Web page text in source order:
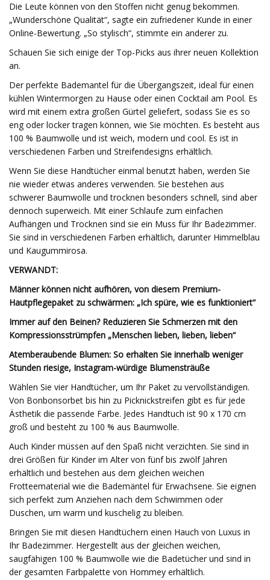
Die Leute können von den Stoffen nicht genug bekommen.
„Wunderschöne Qualität“, sagte ein zufriedener Kunde in einer
Online-Bewertung. „So stylisch“, stimmte ein anderer zu.
Schauen Sie sich einige der Top-Picks aus ihrer neuen Kollektion
an.
Der perfekte Bademantel für die Übergangszeit, ideal für einen
kühlen Wintermorgen zu Hause oder einen Cocktail am Pool. Es
wird mit einem extra großen Gürtel geliefert, sodass Sie es so
eng oder locker tragen können, wie Sie möchten. Es besteht aus
100 % Baumwolle und ist weich, modern und cool. Es ist in
verschiedenen Farben und Streifendesigns erhältlich.
Wenn Sie diese Handtücher einmal benutzt haben, werden Sie
nie wieder etwas anderes verwenden. Sie bestehen aus
schwerer Baumwolle und trocknen besonders schnell, sind aber
dennoch superweich. Mit einer Schlaufe zum einfachen
Aufhängen und Trocknen sind sie ein Muss für Ihr Badezimmer.
Sie sind in verschiedenen Farben erhältlich, darunter Himmelblau
und Kaugummirosa.
VERWANDT:
Männer können nicht aufhören, von diesem Premium-
Hautpflegepaket zu schwärmen: „Ich spüre, wie es funktioniert“
Immer auf den Beinen? Reduzieren Sie Schmerzen mit den
Kompressionsstrümpfen „Menschen lieben, lieben, lieben“
Atemberaubende Blumen: So erhalten Sie innerhalb weniger
Stunden riesige, Instagram-würdige Blumensträuße
Wählen Sie vier Handtücher, um Ihr Paket zu vervollständigen.
Von Bonbonsorbet bis hin zu Picknickstreifen gibt es für jede
Ästhetik die passende Farbe. Jedes Handtuch ist 90 x 170 cm
groß und besteht zu 100 % aus Baumwolle.
Auch Kinder müssen auf den Spaß nicht verzichten. Sie sind in
drei Größen für Kinder im Alter von fünf bis zwölf Jahren
erhältlich und bestehen aus dem gleichen weichen
Frotteematerial wie die Bademäntel für Erwachsene. Sie eignen
sich perfekt zum Anziehen nach dem Schwimmen oder
Duschen, um warm und kuschelig zu bleiben.
Bringen Sie mit diesen Handtüchern einen Hauch von Luxus in
Ihr Badezimmer. Hergestellt aus der gleichen weichen,
saugfähigen 100 % Baumwolle wie die Badetücher und sind in
der gesamten Farbpalette von Hommey erhältlich.